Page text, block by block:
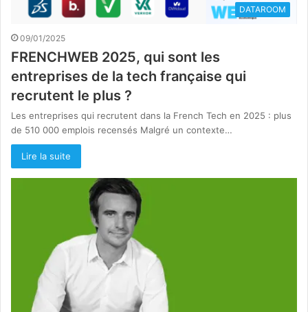
DATAROOM
09/01/2025
FRENCHWEB 2025, qui sont les
entreprises de la tech française qui
recrutent le plus ?
Les entreprises qui recrutent dans la French Tech en 2025 : plus
de 510 000 emplois recensés Malgré un contexte…
Lire la suite